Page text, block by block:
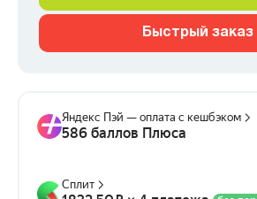
Быстрый заказ